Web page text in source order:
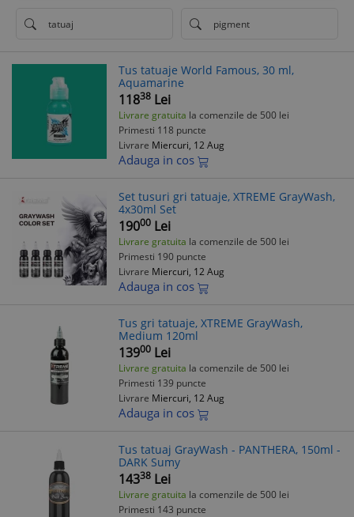
tatuaj pigment
Tus tatuaje World Famous, 30 ml,
Aquamarine
11838 Lei
Livrare gratuita la comenzile de 500 lei
Primesti 118 puncte
Livrare Miercuri, 12 Aug
Adauga in cos
Set tusuri gri tatuaje, XTREME GrayWash,
4x30ml Set
19000 Lei
Livrare gratuita la comenzile de 500 lei
Primesti 190 puncte
Livrare Miercuri, 12 Aug
Adauga in cos
Tus gri tatuaje, XTREME GrayWash,
Medium 120ml
13900 Lei
Livrare gratuita la comenzile de 500 lei
Primesti 139 puncte
Livrare Miercuri, 12 Aug
Adauga in cos
Tus tatuaj GrayWash - PANTHERA, 150ml -
DARK Sumy
14338 Lei
Livrare gratuita la comenzile de 500 lei
Primesti 143 puncte